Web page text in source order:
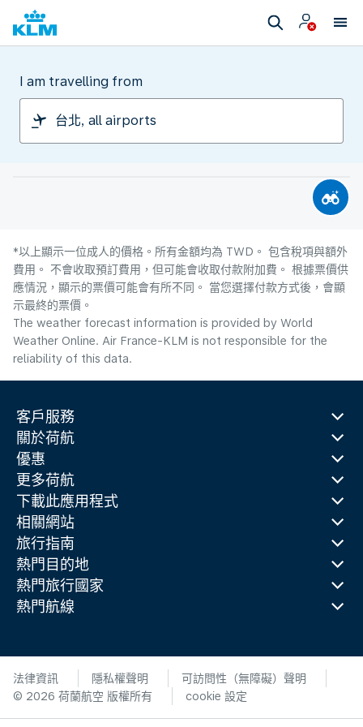
I am travelling from
*以上顯示一位成人的價格。所有金額均為 TWD。 包含稅項與額外
費用。 不會收取預訂費用，但可能會收取付款附加費。 根據票價供
應情況，顯示的票價可能會有所不同。 當您選擇付款方式後，會顯
示最終的票價。
The weather forecast information is provided by World
Weather Online. Air France-KLM is not responsible for the
reliability of this data.
客戶服務
關於荷航
優惠
更多荷航
下載此應用程式
相關網站
旅行指南
熱門目的地
熱門旅行國家
熱門航線
法律資訊 隱私權聲明
可訪問性（無障礙）聲明
© 2026 荷蘭航空 版權所有
cookie 設定